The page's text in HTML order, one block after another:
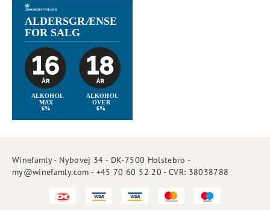
Winefamly - Nybovej 34 - DK-7500 Holstebro -
my@winefamly.com - +45 70 60 52 20 - CVR: 38038788